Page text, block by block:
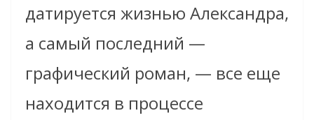
датируется жизнью Александра,
а самый последний —
графический роман, — все еще
находится в процессе